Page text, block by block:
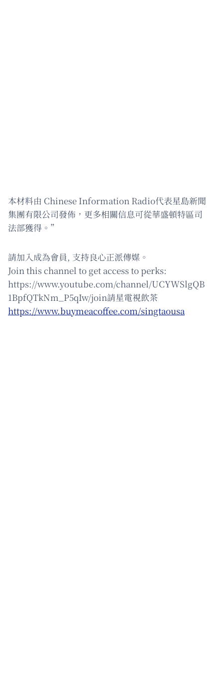
本材料由 Chinese Information Radio代表星島新聞
集團有限公司發佈，更多相關信息可從華盛頓特區司
法部獲得。”
請加入成為會員, 支持良心正派傳媒。
Join this channel to get access to perks:
https://www.youtube.com/channel/UCYWSlgQB
1BpfQTkNm_P5qIw/join請星電視飲茶
https://www.buymeacoffee.com/singtaousa